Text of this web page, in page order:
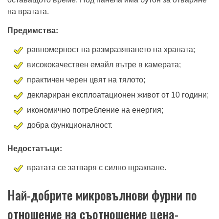
на вратата.
Предимства:
равномерност на размразяването на храната;
висококачествен емайл вътре в камерата;
практичен черен цвят на тялото;
деклариран експлоатационен живот от 10 години;
икономично потребление на енергия;
добра функционалност.
Недостатъци:
вратата се затваря с силно щракване.
Най-добрите микровълнови фурни по
отношение на съотношение цена-